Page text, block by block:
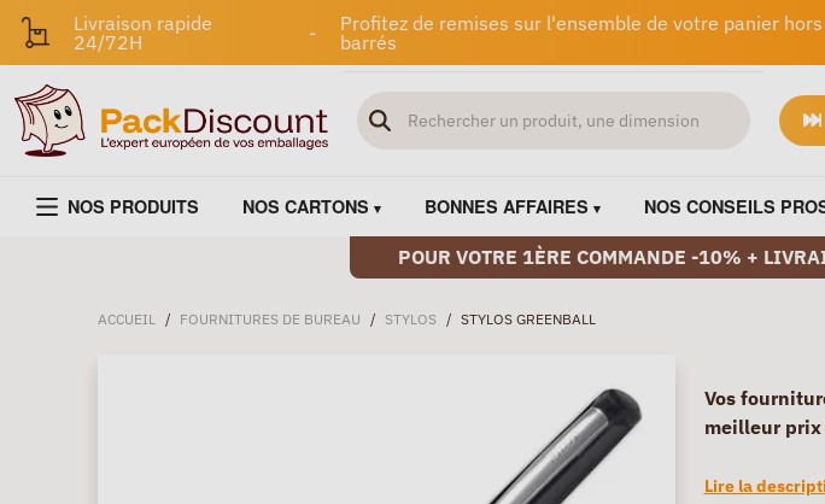
Livraison rapide
24/72H
-
Profitez de remises sur l'ensemble de votre panier
barrés
NOS PRODUITS NOS CARTONS BONNES AFFAIRES NOS CONSEILS
POUR VOTRE 1ÈRE COMMANDE -10% +
ACCUEIL / FOURNITURES DE BUREAU / STYLOS / STYLOS GREENBALL
Vos
meilleur prix
Lire la